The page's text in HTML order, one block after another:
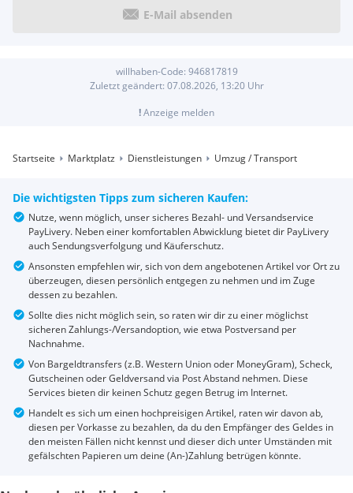
E-Mail absenden
willhaben-Code: 946817819
Zuletzt geändert: 07.08.2026, 13:20Uhr
!Anzeige melden
Startseite Marktplatz Dienstleistungen Umzug / Transport
Die wichtigsten Tipps zum sicheren Kaufen:
Nutze, wenn möglich, unser sicheres Bezahl- und Versandservice
PayLivery. Neben einer komfortablen Abwicklung bietet dir PayLivery
auch Sendungsverfolgung und Käuferschutz.
Ansonsten empfehlen wir, sich von dem angebotenen Artikel vor Ort zu
überzeugen, diesen persönlich entgegen zu nehmen und im Zuge
dessen zu bezahlen.
Sollte dies nicht möglich sein, so raten wir dir zu einer möglichst
sicheren Zahlungs-/Versandoption, wie etwa Postversand per
Nachnahme.
Von Bargeldtransfers (z.B. Western Union oder MoneyGram), Scheck,
Gutscheinen oder Geldversand via Post Abstand nehmen. Diese
Services bieten dir keinen Schutz gegen Betrug im Internet.
Handelt es sich um einen hochpreisigen Artikel, raten wir davon ab,
diesen per Vorkasse zu bezahlen, da du den Empfänger des Geldes in
den meisten Fällen nicht kennst und dieser dich unter Umständen mit
gefälschten Papieren um deine (An-)Zahlung betrügen könnte.